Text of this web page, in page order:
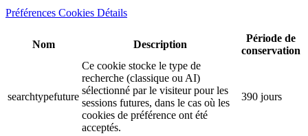
Préférences Cookies Détails
Nom Description
Période de
conservation
searchtypefuture
Ce cookie stocke le type de
recherche (classique ou AI)
sélectionné par le visiteur pour les
sessions futures, dans le cas où les
cookies de préférence ont été
acceptés.
390 jours